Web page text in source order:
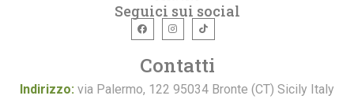
Seguici sui social
Contatti
Indirizzo: via Palermo, 122 95034 Bronte (CT) Sicily Italy